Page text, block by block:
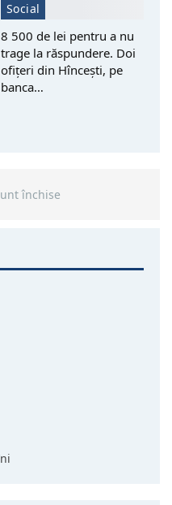
Social
8 500 de lei pentru a nu
trage la răspundere. Doi
ofițeri din Hîncești, pe
banca…
închise